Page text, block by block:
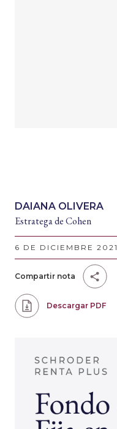
DAIANA OLIVERA
Estratega de Cohen
6 DE DICIEMBRE 2021
Compartir nota
Descargar PDF